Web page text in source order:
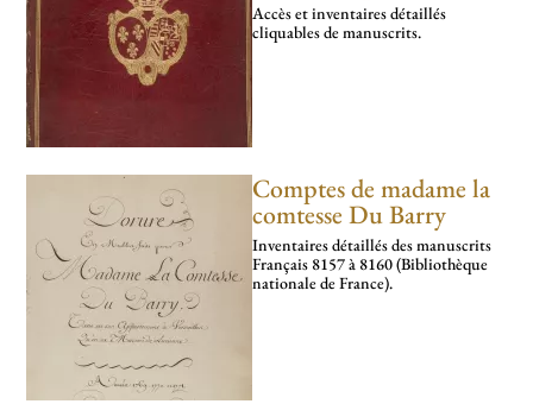
Accès et inventaires détaillés
cliquables de manuscrits.
Comptes de madame la
comtesse Du Barry
Inventaires détaillés des manuscrits
Français 8157 à 8160 (Bibliothèque
nationale de France).